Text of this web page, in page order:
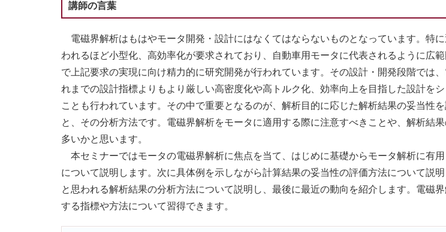
講師の言葉
電磁界解析はもはやモータ開発・設計にはなくてはならないものとなっています。特
われるほど小型化、高効率化が要求されており、自動車用モータに代表されるように広
で上記要求の実現に向け精力的に研究開発が行われています。その設計・開発段階では
れまでの設計指標よりもより厳しい高密度化や高トルク化、効率向上を目指した設計を
ことも行われています。その中で重要となるのが、解析目的に応じた解析結果の妥当性
と、その分析方法です。電磁界解析をモータに適用する際に注意すべきことや、解析結
多いかと思います。
本セミナーではモータの電磁界解析に焦点を当て、はじめに基礎からモータ解析に有
について説明します。次に具体例を示しながら計算結果の妥当性の評価方法について説
と思われる解析結果の分析方法について説明し、最後に最近の動向を紹介します。電磁
する指標や方法について習得できます。